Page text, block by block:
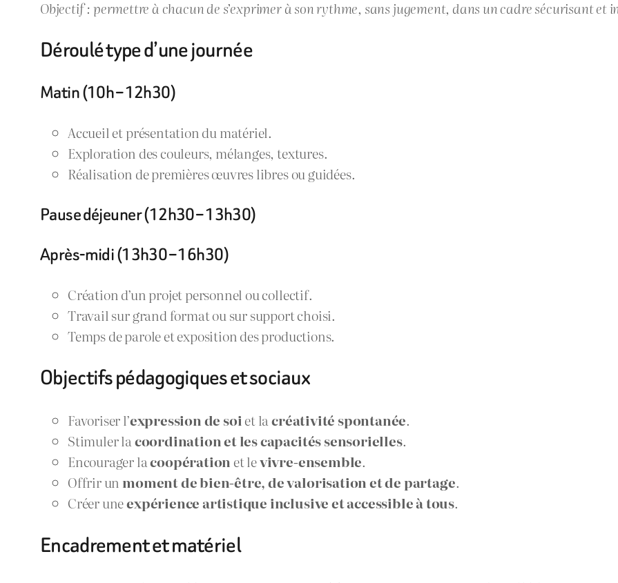
Objectif : permettre à chacun de s’exprimer à son rythme, sans jugement, dans un cadre sécurisant et
Déroulé type d’une journée
Matin (10h – 12h30)
Accueil et présentation du matériel.
Exploration des couleurs, mélanges, textures.
Réalisation de premières œuvres libres ou guidées.
Pause déjeuner (12h30 – 13h30)
Après-midi (13h30 – 16h30)
Création d’un projet personnel ou collectif.
Travail sur grand format ou sur support choisi.
Temps de parole et exposition des productions.
Objectifs pédagogiques et sociaux
Favoriser l’expression de soiet lacréativité spontanée.
Stimuler lacoordination et les capacités sensorielles.
Encourager lacoopération et levivre-ensemble.
Offrir un moment de bien-être, de valorisation et de partage.
Créer uneexpérience artistique inclusive et accessible à tous.
Encadrement et matériel